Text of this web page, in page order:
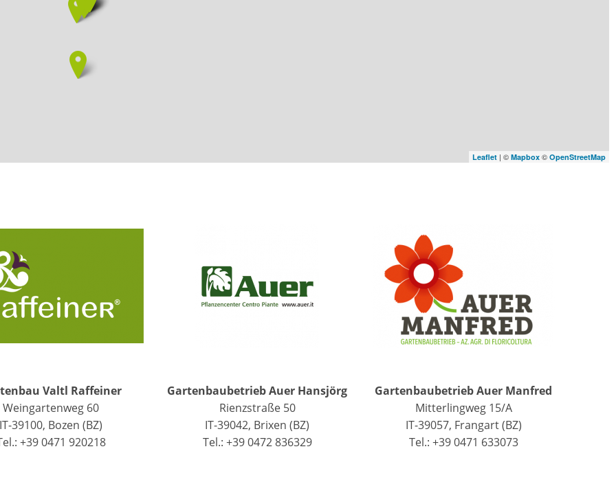
Leaflet | © Mapbox © OpenStreetMap
Valtl Raffeiner
Weingartenweg 60
IT-39100, Bozen (BZ)
+39 0471 920218
Gartenbaubetrieb Auer Hansjörg
Rienzstraße 50
IT-39042, Brixen (BZ)
Tel.: +39 0472 836329
Gartenbaubetrieb Auer Manfred
Mitterlingweg 15/A
IT-39057, Frangart (BZ)
Tel.: +39 0471 633073